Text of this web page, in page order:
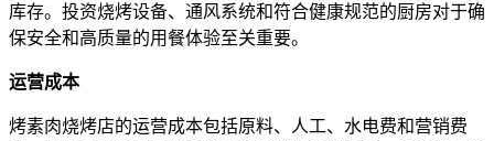
库存。投资烧烤设备、通风系统和符合健康规范的厨房对于确
保安全和高质量的用餐体验至关重要。
运营成本
烤素肉烧烤店的运营成本包括原料、人工、水电费和营销费